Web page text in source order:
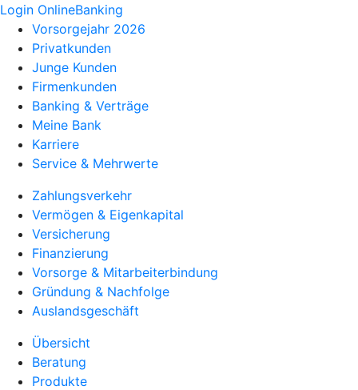
Login OnlineBanking
Vorsorgejahr 2026
Privatkunden
Junge Kunden
Firmenkunden
Banking & Verträge
Meine Bank
Karriere
Service & Mehrwerte
Zahlungsverkehr
Vermögen & Eigenkapital
Versicherung
Finanzierung
Vorsorge & Mitarbeiterbindung
Gründung & Nachfolge
Auslandsgeschäft
Übersicht
Beratung
Produkte